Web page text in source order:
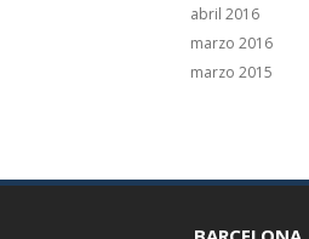
abril 2016
marzo 2016
marzo 2015